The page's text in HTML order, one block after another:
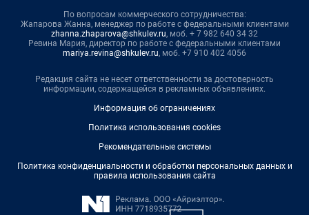
По вопросам коммерческого сотрудничества:
Жапарова Жанна, менеджер по работе с федеральными клиентами
zhanna.zhaparova@shkulev.ru, моб. + 7 982 640 34 32
Ревина Мария, директор по работе с федеральными клиентами
mariya.revina@shkulev.ru, моб. +7 910 402 4056
Редакция сайта не несет ответственности за достоверность
информации, содержащейся в рекламных объявлениях.
Информация об ограничениях
Политика использования cookies
Рекомендательные системы
Политика конфиденциальности и обработки персональных данных и
правила использования сайта